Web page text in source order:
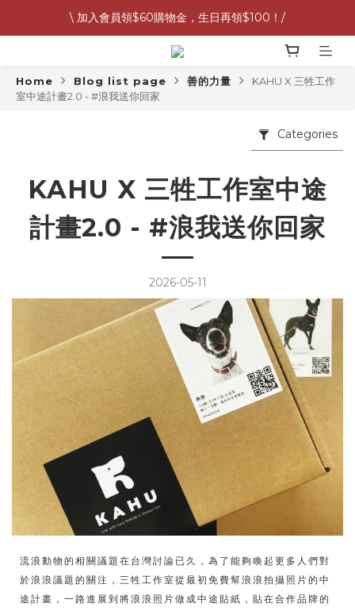
G&W 7月預購按照訂單順序提早出貨中 🚛
\ 加入會員領$60購物金，生日再領$100！/
全館滿 1,500 免運 🚚
G&W 7月預購按照訂單順序提早出貨中 🚛
Home Blog list page 善的力量
KAHU X 三牲工作
室中途計畫2.0 - #浪我送你回家
Categories
KAHU X 三牲工作室中途
計畫2.0 - #浪我送你回家
2026-05-11
流浪動物的相關議題在台灣討論已久，為了能夠喚起更多人們對
於浪浪議題的關注，三牲工作室從最初免費幫浪浪拍攝照片的中
途計畫，一路進展到將浪浪照片做成中途貼紙，貼在合作品牌的